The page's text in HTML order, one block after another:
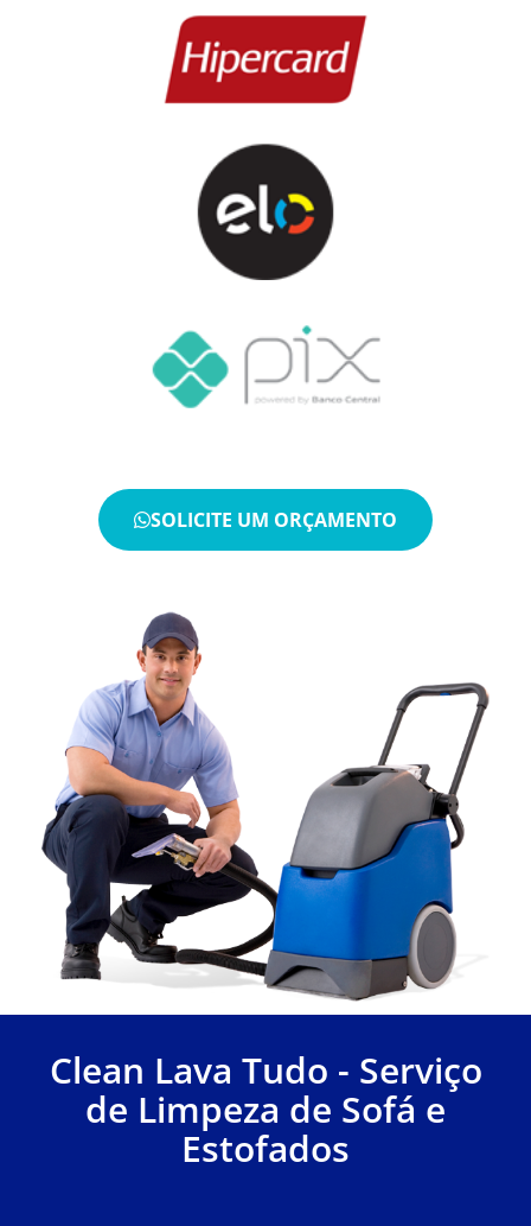
SOLICITE UM ORÇAMENTO
Clean Lava Tudo - Serviço
de Limpeza de Sofá e
Estofados